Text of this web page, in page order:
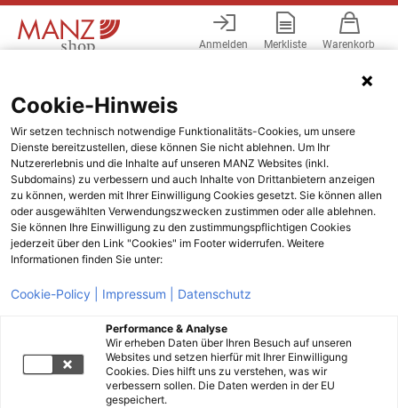
Anmelden Merkliste Warenkorb
Cookie-Hinweis
Wir setzen technisch notwendige Funktionalitäts-Cookies, um unsere
Dienste bereitzustellen, diese können Sie nicht ablehnen. Um Ihr
Nutzererlebnis und die Inhalte auf unseren MANZ Websites (inkl.
Subdomains) zu verbessern und auch Inhalte von Drittanbietern anzeigen
zu können, werden mit Ihrer Einwilligung Cookies gesetzt. Sie können allen
oder ausgewählten Verwendungszwecken zustimmen oder alle ablehnen.
Sie können Ihre Einwilligung zu den zustimmungspflichtigen Cookies
jederzeit über den Link "Cookies" im Footer widerrufen. Weitere
Informationen finden Sie unter:
Cookie-Policy | Impressum | Datenschutz
Performance & Analyse
Wir erheben Daten über Ihren Besuch auf unseren
Websites und setzen hierfür mit Ihrer Einwilligung
Cookies. Dies hilft uns zu verstehen, was wir
verbessern sollen. Die Daten werden in der EU
gespeichert.